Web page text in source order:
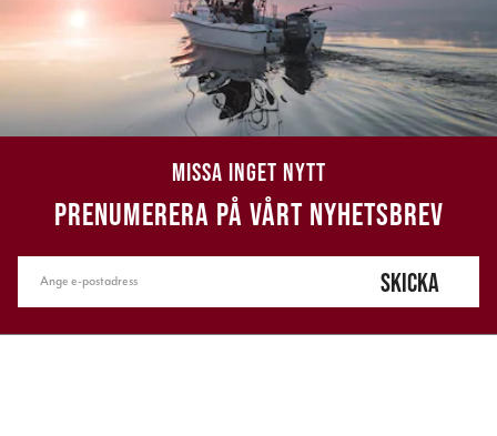
MISSA INGET NYTT
PRENUMERERA PÅ VÅRT NYHETSBREV
SKICKA